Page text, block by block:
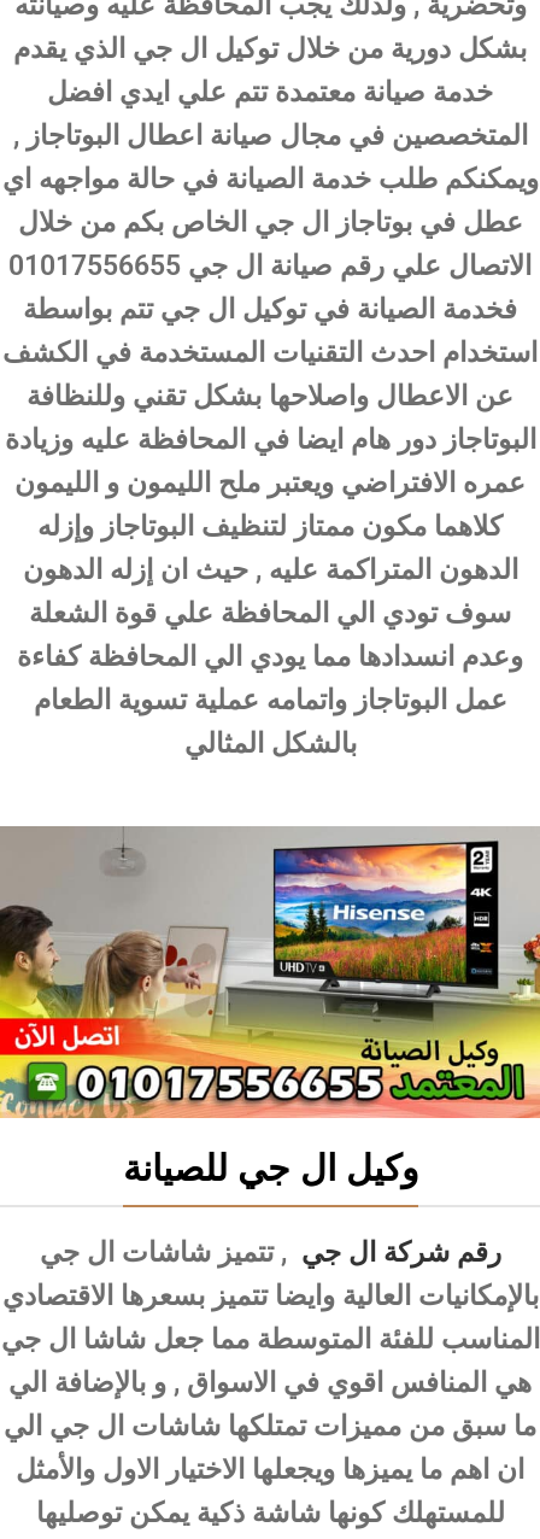
بشكل دورية من خلال توكيل ال جي الذي يقدم
خدمة صيانة معتمدة تتم علي ايدي افضل
المتخصصين في مجال صيانة اعطال البوتاجاز ,
ويمكنكم طلب خدمة الصيانة في حالة مواجهه اي
عطل في بوتاجاز ال جي الخاص بكم من خلال
الاتصال علي رقم صيانة ال جي 01017556655
فخدمة الصيانة في توكيل ال جي تتم بواسطة
استخدام احدث التقنيات المستخدمة في الكشف
عن الاعطال واصلاحها بشكل تقني وللنظافة
البوتاجاز دور هام ايضا في المحافظة عليه وزيادة
عمره الافتراضي ويعتبر ملح الليمون و الليمون
كلاهما مكون ممتاز لتنظيف البوتاجاز وإزله
الدهون المتراكمة عليه , حيث ان إزله الدهون
سوف تودي الي المحافظة علي قوة الشعلة
وعدم انسدادها مما يودي الي المحافظة كفاءة
عمل البوتاجاز واتمامه عملية تسوية الطعام
بالشكل المثالي
وكيل ال جي للصيانة
رقم شركة ال جي , تتميز شاشات ال جي
بالإمكانيات العالية وايضا تتميز بسعرها الاقتصادي
المناسب للفئة المتوسطة مما جعل شاشا ال جي
هي المنافس اقوي في الاسواق , و بالإضافة الي
ما سبق من مميزات تمتلكها شاشات ال جي الي
ان اهم ما يميزها ويجعلها الاختيار الاول والأمثل
للمستهلك كونها شاشة ذكية يمكن توصليها